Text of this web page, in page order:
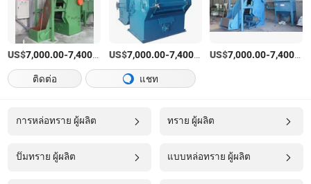
US$7,000.00-7,400.00 /เตรียมตัว
US$7,000.00-7,400.00 /เตรียมตัว
US$7,000.00-7,400.00
ติดต่อ
แชท
การหล่อทราย ผู้ผลิต ทราย ผู้ผลิต
ปั๊มทราย ผู้ผลิต แบบหล่อทราย ผู้ผลิต